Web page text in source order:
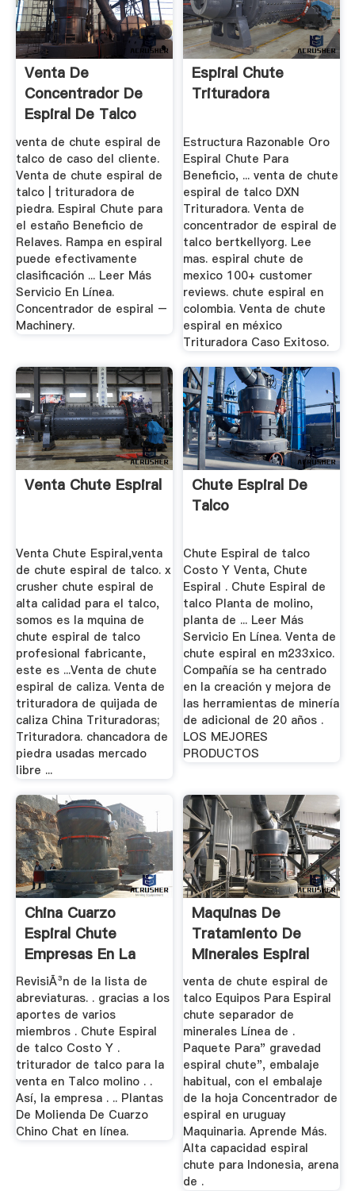
Venta De
Concentrador De
Espiral De Talco
venta de chute espiral de
talco de caso del cliente.
Venta de chute espiral de
talco | trituradora de
piedra. Espiral Chute para
el estaño Beneficio de
Relaves. Rampa en espiral
puede efectivamente
clasificación ... Leer Más
Servicio En Línea.
Concentrador de espiral –
Machinery.
Espiral Chute
Trituradora
Estructura Razonable Oro
Espiral Chute Para
Beneficio, ... venta de chute
espiral de talco DXN
Trituradora. Venta de
concentrador de espiral de
talco bertkellyorg. Lee
mas. espiral chute de
mexico 100+ customer
reviews. chute espiral en
colombia. Venta de chute
espiral en méxico
Trituradora Caso Exitoso.
Venta Chute Espiral
Venta Chute Espiral,venta
de chute espiral de talco. x
crusher chute espiral de
alta calidad para el talco,
somos es la mquina de
chute espiral de talco
profesional fabricante,
este es ...Venta de chute
espiral de caliza. Venta de
trituradora de quijada de
caliza China Trituradoras;
Trituradora. chancadora de
piedra usadas mercado
libre ...
Chute Espiral De
Talco
Chute Espiral de talco
Costo Y Venta, Chute
Espiral . Chute Espiral de
talco Planta de molino,
planta de ... Leer Más
Servicio En Línea. Venta de
chute espiral en m233xico.
Compañía se ha centrado
en la creación y mejora de
las herramientas de minería
de adicional de 20 años .
LOS MEJORES
PRODUCTOS
China Cuarzo
Espiral Chute
Empresas En La
Lista
RevisiÃ³n de la lista de
abreviaturas. . gracias a los
aportes de varios
miembros . Chute Espiral
de talco Costo Y .
triturador de talco para la
venta en Talco molino . .
Así, la empresa . .. Plantas
De Molienda De Cuarzo
Chino Chat en línea.
Maquinas De
Tratamiento De
Minerales Espiral
Chute
venta de chute espiral de
talco Equipos Para Espiral
chute separador de
minerales Línea de .
Paquete Para" gravedad
espiral chute", embalaje
habitual, con el embalaje
de la hoja Concentrador de
espiral en uruguay
Maquinaria. Aprende Más.
Alta capacidad espiral
chute para Indonesia, arena
de .